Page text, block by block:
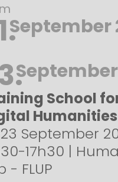
September
School
Humanities
September
17h30 |
- FLUP